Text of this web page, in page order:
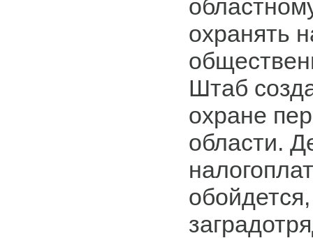
охранять
Штаб
охране
области.